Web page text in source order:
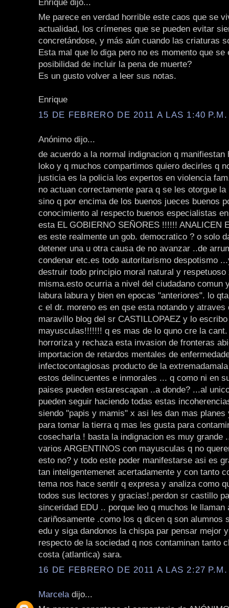
Me parece en verdad horrible este caos que se
actualidad, los crímenes que se pueden evitar
concretándose, y más aún cuando las criaturas
Esta mal que lo diga pero no es momento que se
posibilidad de incluir la pena de muerte?
Es un gusto volver a leer sus notas.
Enrique
15 DE FEBRERO DE 2011 A LAS 1:40 P.M.
Anónimo dijo...
de acuerdo a la normal indignacion q manifiestan
loko y q muchos compartimos quiero decirles q
justicia es la policia los expertos en violencia
no actuan correctamente para q se les otorgue la
sino q por encima de los buenos jueces buenos
conocimiento al respecto buenos especialistas
esta EL GOBIERNO SEÑORES !!!!!! ANALICEN
es este realmente un gob. democratico ? o solo
detener una u otra causa de no avanzar ..de
condenar etc.es todo autoritarismo despotismo
destruir todo principio moral natural y respetuoso
misma.esto ocurria a nivel del ciudadano comun
labura labura y bien en epocas "anteriores". lo
c el dr. moreno es en qse esta notando y atraves
maravillo blog del sr CASTILLOPAEZ y lo
mayusculas!!!!!!! q es mas de lo quno cre la
horroriza y rechaza esta invasion de fronteras
importacion de retardos mentales de
infectocontagiosas producto de la
estos delincuentes e inmorales ... q como ni en
paises pueden estarescapan ..a donde? ...al
pueden seguir haciendo todas estas
siendo "papis y mamis" x asi les dan mas planes
para tomar la tierra q mas les gusta para
cosecharla ! basta la indignacion es muy grande
varios ARGENTINOS con mayusculas q no
esto no? y todo este poder manifestarse asi es
tan inteligentemenet acertadamente y con tanto
tema nos hace sentir q expresa y analiza como
todos sus lectores y gracias!.perdon sr castillo
sinceridad EDU .. porque leo q muchos le llaman
cariñosamente .como los q dicen q son alumnos
edu y siga dandonos la chispa par pensar mejor
respecto de la sociedad q nos contaminan tanto
costa (atlantica) sara.
16 DE FEBRERO DE 2011 A LAS 2:27 P.M.
Marcela dijo...